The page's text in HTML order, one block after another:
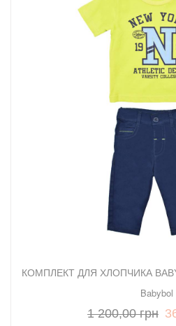
КОМПЛЕКТ ДЛЯ ХЛОПЧИКА
Babybol
1 200,00 грн